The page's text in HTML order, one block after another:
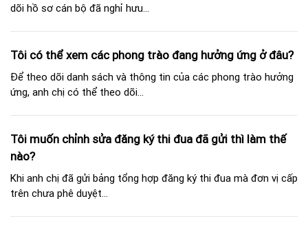
dõi hồ sơ cán bộ đã nghỉ hưu...
Tôi có thể xem các phong trào đang hưởng ứng ở đâu?
Để theo dõi danh sách và thông tin của các phong trào hưởng
ứng, anh chị có thể theo dõi...
Tôi muốn chỉnh sửa đăng ký thi đua đã gửi thì làm thế
nào?
Khi anh chị đã gửi bảng tổng hợp đăng ký thi đua mà đơn vị cấp
trên chưa phê duyệt...